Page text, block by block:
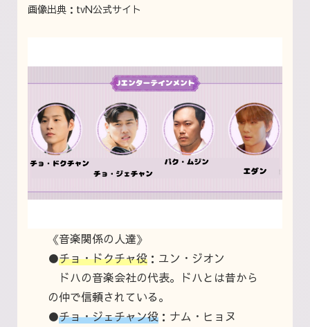
画像出典：tvN公式サイト
《音楽関係の人達》
●チョ・ドクチャ役 ：ユン・ジオン
ドハの音楽会社の代表。ドハとは昔から
の仲で信頼されている。
●チョ・ジェチャン役 ：ナム・ヒョヌ